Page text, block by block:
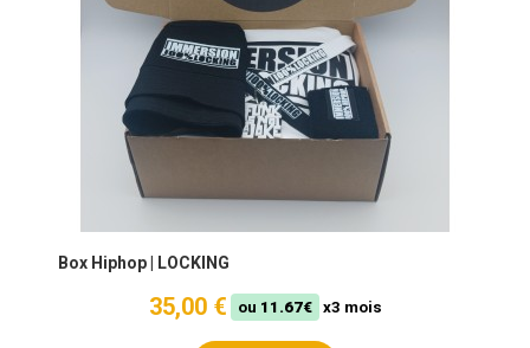
Box Hiphop | LOCKING
35,00 € ou 11.67€ x3 mois